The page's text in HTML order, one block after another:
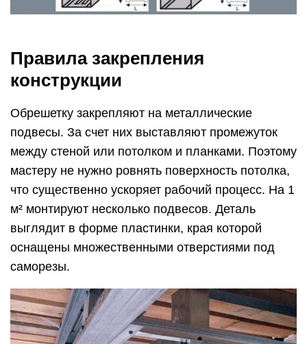
Правила закрепления
конструкции
Обрешетку закрепляют на металлические
подвесы. За счет них выставляют промежуток
между стеной или потолком и планками. Поэтому
мастеру не нужно ровнять поверхность потолка,
что существенно ускоряет рабочий процесс. На 1
м² монтируют несколько подвесов. Деталь
выглядит в форме пластинки, края которой
оснащены множественными отверстиями под
саморезы.